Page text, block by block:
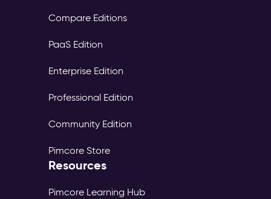
Compare Editions
PaaS Edition
Enterprise Edition
Professional Edition
Community Edition
Pimcore Store
Resources
Pimcore Learning Hub